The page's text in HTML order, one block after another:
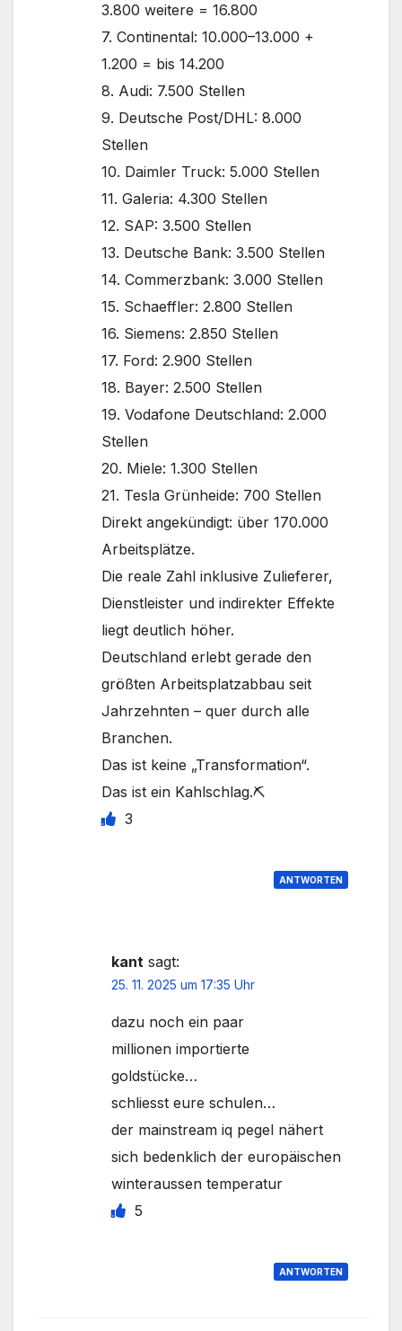
3.800 weitere = 16.800
7. Continental: 10.000–13.000 +
1.200 = bis 14.200
8. Audi: 7.500 Stellen
9. Deutsche Post/DHL: 8.000
Stellen
10. Daimler Truck: 5.000 Stellen
11. Galeria: 4.300 Stellen
12. SAP: 3.500 Stellen
13. Deutsche Bank: 3.500 Stellen
14. Commerzbank: 3.000 Stellen
15. Schaeffler: 2.800 Stellen
16. Siemens: 2.850 Stellen
17. Ford: 2.900 Stellen
18. Bayer: 2.500 Stellen
19. Vodafone Deutschland: 2.000
Stellen
20. Miele: 1.300 Stellen
21. Tesla Grünheide: 700 Stellen
Direkt angekündigt: über 170.000
Arbeitsplätze.
Die reale Zahl inklusive Zulieferer,
Dienstleister und indirekter Effekte
liegt deutlich höher.
Deutschland erlebt gerade den
größten Arbeitsplatzabbau seit
Jahrzehnten – quer durch alle
Branchen.
Das ist keine „Transformation“.
Das ist ein Kahlschlag.⛏
3
ANTWORTEN
kant sagt:
25. 11. 2025 um 17:35 Uhr
dazu noch ein paar
millionen importierte
goldstücke…
schliesst eure schulen…
der mainstream iq pegel nähert
sich bedenklich der europäischen
winteraussen temperatur
5
ANTWORTEN